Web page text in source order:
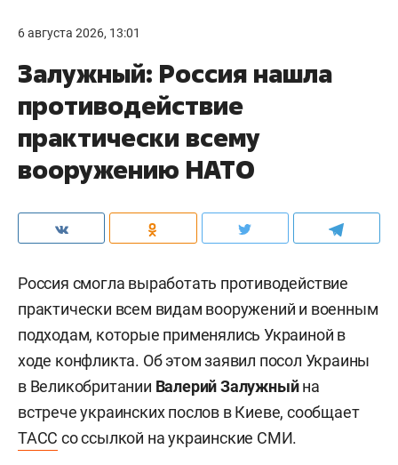
6 августа 2026, 13:01
Залужный: Россия нашла
противодействие
практически всему
вооружению НАТО
Россия смогла выработать противодействие
практически всем видам вооружений и военным
подходам, которые применялись Украиной в
ходе конфликта. Об этом заявил посол Украины
в Великобритании Валерий Залужныйна
встрече украинских послов в Киеве, сообщает
ТАСС со ссылкой на украинские СМИ.